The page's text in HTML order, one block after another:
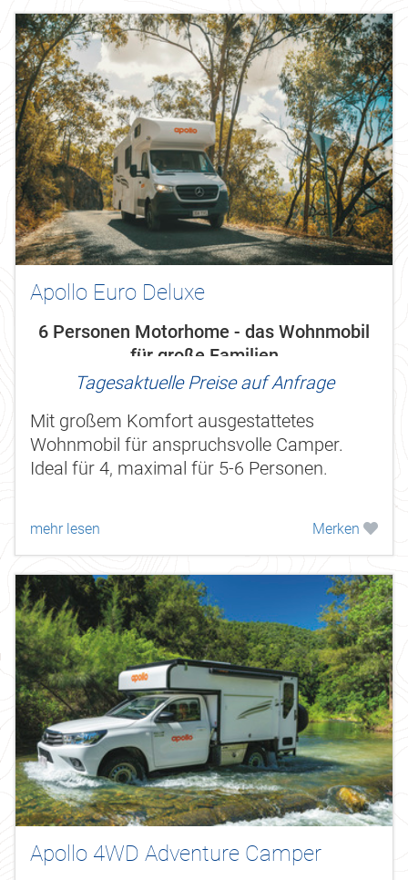
Apollo Euro Deluxe
6 Personen Motorhome - das Wohnmobil
für große Familien
Tagesaktuelle Preise auf Anfrage
Mit großem Komfort ausgestattetes
Wohnmobil für anspruchsvolle Camper.
Ideal für 4, maximal für 5-6 Personen.
mehr lesen Merken
Apollo 4WD Adventure Camper